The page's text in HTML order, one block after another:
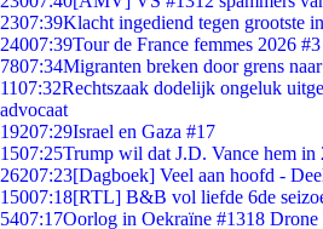
2307:39Klacht ingediend tegen grootste
24007:39Tour de France femmes 2026
7807:34Migranten breken door grens
1107:32Rechtszaak dodelijk ongeluk
advocaat
19207:29Israel en Gaza #17
1507:25Trump wil dat J.D. Vance hem in
26207:23[Dagboek] Veel aan hoofd -
15007:18[RTL] B&B vol liefde 6de
5407:17Oorlog in Oekraïne #1318 Drone